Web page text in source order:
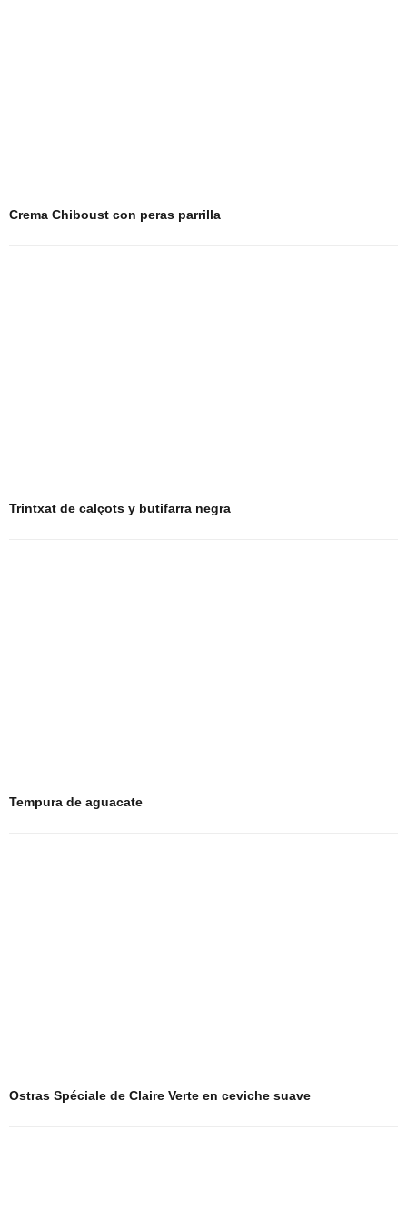
Crema Chiboust con peras parrilla
Trintxat de calçots y butifarra negra
Tempura de aguacate
Ostras Spéciale de Claire Verte en ceviche suave